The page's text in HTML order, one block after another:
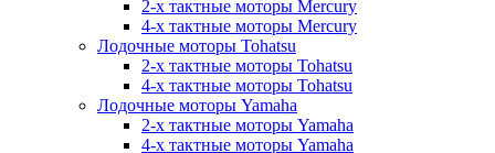
2-х тактные моторы Mercury
4-х тактные моторы Mercury
Лодочные моторы Tohatsu
2-х тактные моторы Tohatsu
4-х тактные моторы Tohatsu
Лодочные моторы Yamaha
2-х тактные моторы Yamaha
4-х тактные моторы Yamaha